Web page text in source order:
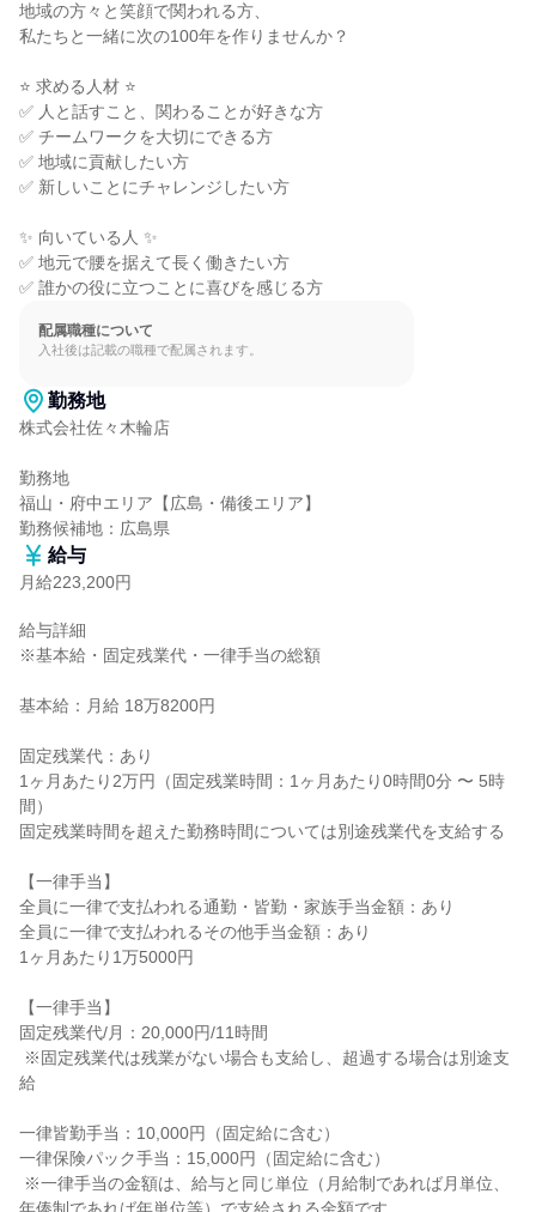
地域の方々と笑顔で関われる方、
私たちと一緒に次の100年を作りませんか？
⭐ 求める人材 ⭐
✅ 人と話すこと、関わることが好きな方
✅ チームワークを大切にできる方
✅ 地域に貢献したい方
✅ 新しいことにチャレンジしたい方
✨ 向いている人 ✨
✅ 地元で腰を据えて長く働きたい方
✅ 誰かの役に立つことに喜びを感じる方
配属職種について
入社後は記載の職種で配属されます。
勤務地
株式会社佐々木輪店
勤務地
福山・府中エリア【広島・備後エリア】
勤務候補地：広島県
給与
月給223,200円
給与詳細
※基本給・固定残業代・一律手当の総額
基本給：月給 18万8200円
固定残業代：あり
1ヶ月あたり2万円（固定残業時間：1ヶ月あたり0時間0分 〜 5時
間）
固定残業時間を超えた勤務時間については別途残業代を支給する
【一律手当】
全員に一律で支払われる通勤・皆勤・家族手当金額：あり
全員に一律で支払われるその他手当金額：あり
1ヶ月あたり1万5000円
【一律手当】
固定残業代/月：20,000円/11時間
給
一律皆勤手当：10,000円（固定給に含む）
一律保険パック手当：15,000円（固定給に含む）